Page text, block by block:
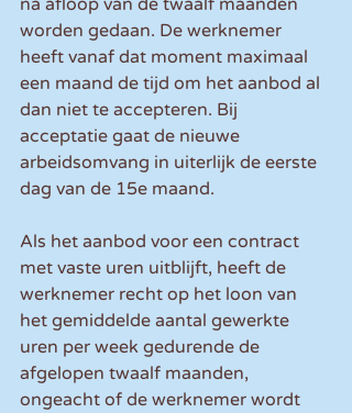
na afloop van de twaalf maanden
worden gedaan. De werknemer
heeft vanaf dat moment maximaal
een maand de tijd om het aanbod al
dan niet te accepteren. Bij
acceptatie gaat de nieuwe
arbeidsomvang in uiterlijk de eerste
dag van de 15e maand.
Als het aanbod voor een contract
met vaste uren uitblijft, heeft de
werknemer recht op het loon van
het gemiddelde aantal gewerkte
uren per week gedurende de
afgelopen twaalf maanden,
ongeacht of de werknemer wordt